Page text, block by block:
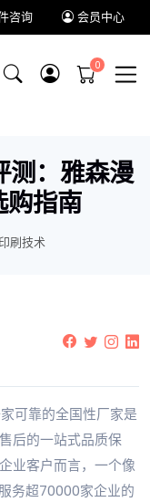
咨询 会员中心
测：雅森漫
指南
印刷技术
可靠的全国性厂家是
后的一站式品质保
业客户而言，一个像
务超70000家企业的